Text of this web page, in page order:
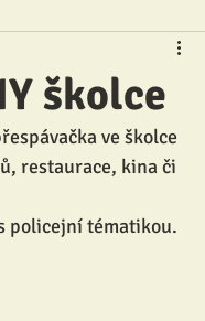
školce
ve školce
restaurace, kina či
policejní tématikou.